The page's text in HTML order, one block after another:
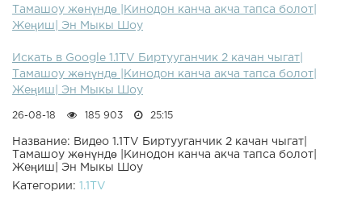
Тамашоу жөнүндө |Кинодон канча акча тапса болот|
Жеңиш| Эн Мыкы Шоу
Искать в Google 1.1TV Биртууганчик 2 качан чыгат|
Тамашоу жөнүндө |Кинодон канча акча тапса болот|
Жеңиш| Эн Мыкы Шоу
26-08-18 185 903 25:15
Название: Видео 1.1TV Биртууганчик 2 качан чыгат|
Тамашоу жөнүндө |Кинодон канча акча тапса болот|
Жеңиш| Эн Мыкы Шоу
Категории: 1.1TV